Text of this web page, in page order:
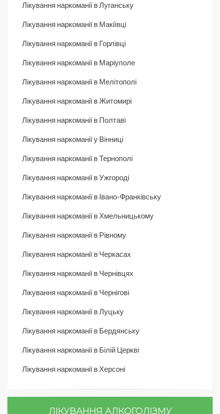
Лікування наркоманії в Луганську
Лікування наркоманії в Макіївці
Лікування наркоманії в Горлівці
Лікування наркоманії в Маріуполе
Лікування наркоманії в Мелітополі
Лікування наркоманії в Житомирі
Лікування наркоманії в Полтаві
Лікування наркоманії у Вінниці
Лікування наркоманії в Тернополі
Лікування наркоманії в Ужгороді
Лікування наркоманії в Івано-Франківську
Лікування наркоманії в Хмельницькому
Лікування наркоманії в Рівному
Лікування наркоманії в Черкасах
Лікування наркоманії в Чернівцях
Лікування наркоманії в Чернігові
Лікування наркоманії в Луцьку
Лікування наркоманії в Бердянську
Лікування наркоманії в Білій Церкві
Лікування наркоманії в Херсоні
ЛІКУВАННЯ АЛКОГОЛІЗМУ